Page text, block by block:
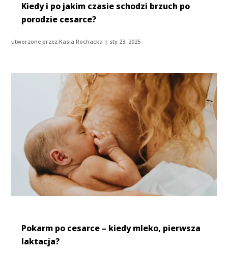
Kiedy i po jakim czasie schodzi brzuch po
porodzie cesarce?
utworzone przezKasia Rochacka | sty 23, 2025
Pokarm po cesarce – kiedy mleko, pierwsza
laktacja?